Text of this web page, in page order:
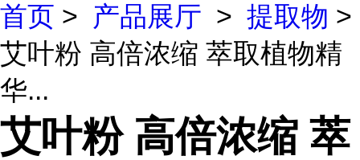
首页 > 产品展厅 > 提取物 >
艾叶粉 高倍浓缩 萃取植物精
华...
艾叶粉 高倍浓缩 萃